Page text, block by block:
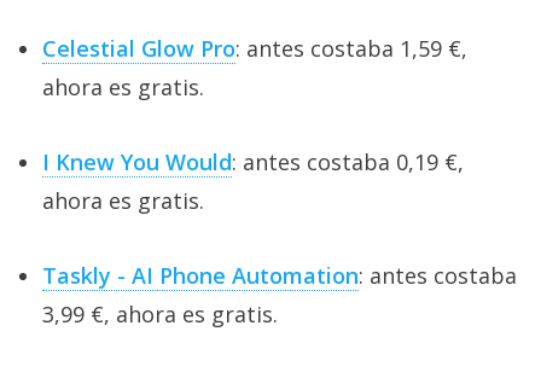
Celestial Glow Pro: antes costaba 1,59 €,
ahora es gratis.
I Knew You Would: antes costaba 0,19 €,
ahora es gratis.
Taskly - AI Phone Automation: antes costaba
3,99 €, ahora es gratis.